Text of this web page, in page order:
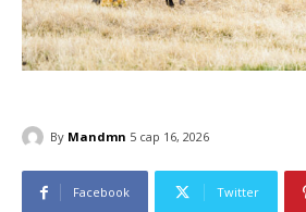
By Mandmn 5 сар 16, 2026
Facebook Twitter